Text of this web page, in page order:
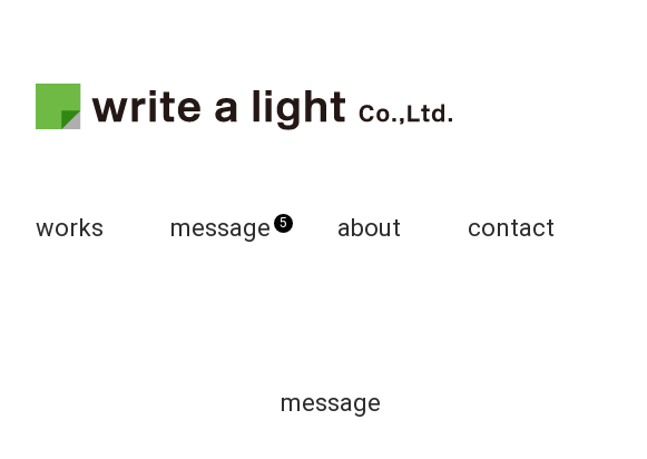
works message 5 about contact
message